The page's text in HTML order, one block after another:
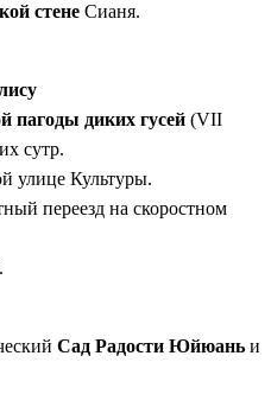
стене Сианя.
пагоды диких гусей (VII
сутр.
улице Культуры.
переезд на скоростном
Сад Радости Юйюань и